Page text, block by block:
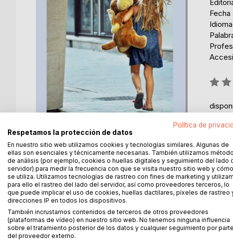
Rating:
DESCRIPCIÓN
Personajes es un libro de auto ficción, donde
palabras en escenas descriptivas de los recuerdos
conocidas; sucesos que, lejos de ser
que se teje con las historias de la gente común y,
SOBRE EL AUTOR EN LA
Política de
Respetamos la protección de datos
En nuestro sitio web utilizamos cookies y tecnologías similares. Algunas de
ellas son esenciales y técnicamente necesarias. También utilizamos
de análisis (por ejemplo, cookies o huellas digitales y seguimiento del lado
servidor) para medir la frecuencia con que se visita nuestro sitio web y cómo
se utiliza. Utilizamos tecnologías de rastreo con fines de marketing y
para ello el rastreo del lado del servidor, así como proveedores terceros, lo
que puede implicar el uso de cookies, huellas dactilares, píxeles de rastreo
direcciones IP en todos los dispositivos.
También incrustamos contenidos de terceros de otros proveedores
(plataformas de vídeo) en nuestro sitio web. No tenemos ninguna influencia
sobre el tratamiento posterior de los datos y cualquier seguimiento por parte
del proveedor externo.